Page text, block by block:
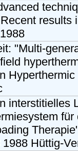
results
"Multi-
interstitielles
Hüttig-